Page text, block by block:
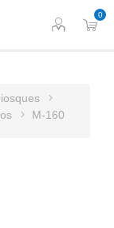
0
M-160